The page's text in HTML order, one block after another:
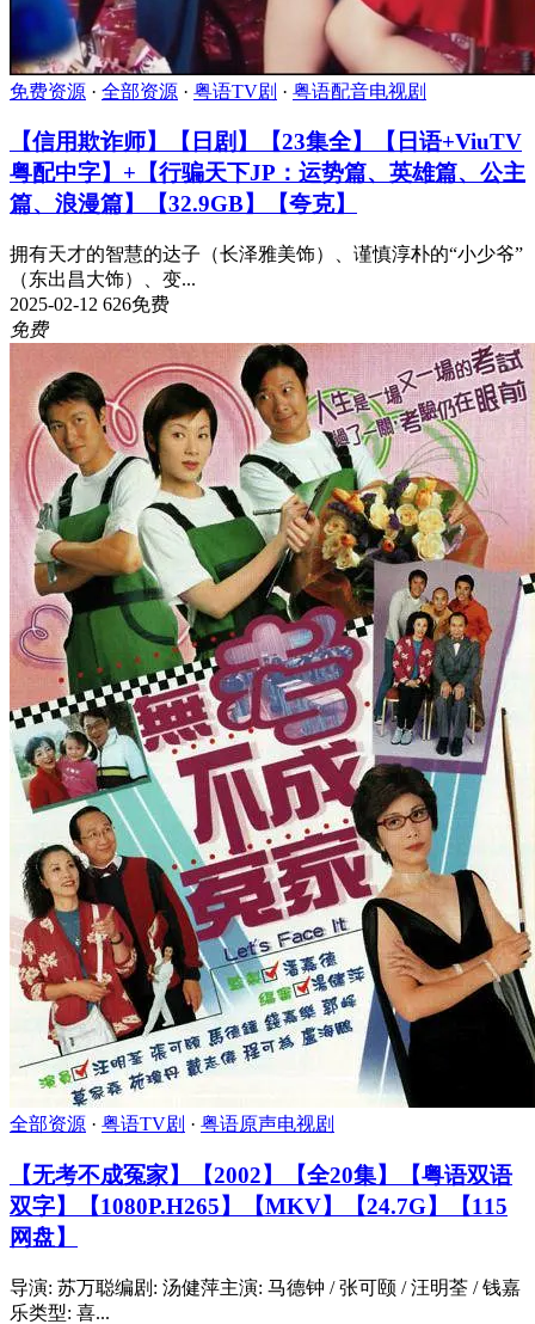
免费资源 · 全部资源 · 粤语TV剧 · 粤语配音电视剧
【信用欺诈师】【日剧】【23集全】【日语+ViuTV
粤配中字】+【行骗天下JP：运势篇、英雄篇、公主
篇、浪漫篇】【32.9GB】【夸克】
拥有天才的智慧的达子（长泽雅美饰）、谨慎淳朴的“小少爷”
（东出昌大饰）、变...
2025-02-12 626免费
免费
全部资源 · 粤语TV剧 · 粤语原声电视剧
【无考不成冤家】【2002】【全20集】【粤语双语
双字】【1080P.H265】【MKV】【24.7G】【115
网盘】
导演: 苏万聪编剧: 汤健萍主演: 马德钟 / 张可颐 / 汪明荃 / 钱嘉
乐类型: 喜...